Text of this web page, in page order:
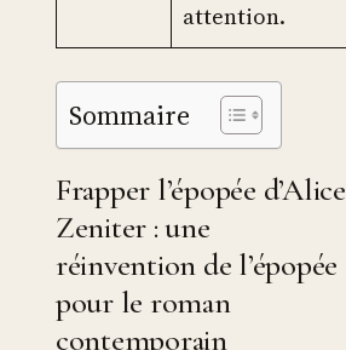
attention.
Sommaire
Frapper l’épopée d’Alice
Zeniter : une
réinvention de l’épopée
pour le roman
contemporain